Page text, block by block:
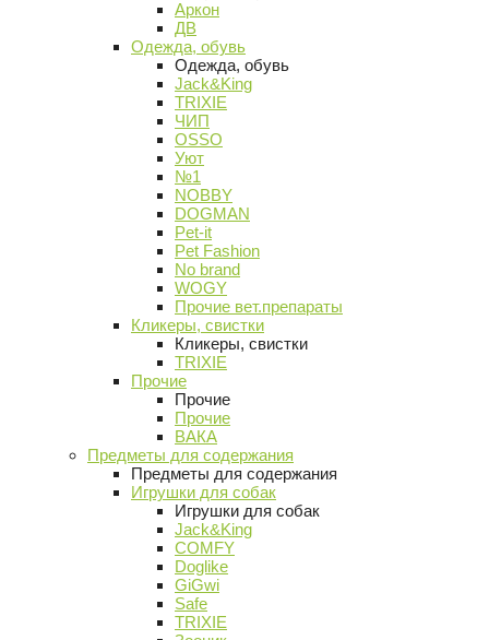
Аркон
ДВ
Одежда, обувь
Одежда, обувь
Jack&King
TRIXIE
ЧИП
OSSO
Уют
№1
NOBBY
DOGMAN
Pet-it
Pet Fashion
No brand
WOGY
Прочие вет.препараты
Кликеры, свистки
Кликеры, свистки
TRIXIE
Прочие
Прочие
Прочие
ВАКА
Предметы для содержания
Предметы для содержания
Игрушки для собак
Игрушки для собак
Jack&King
COMFY
Doglike
GiGwi
Safe
TRIXIE